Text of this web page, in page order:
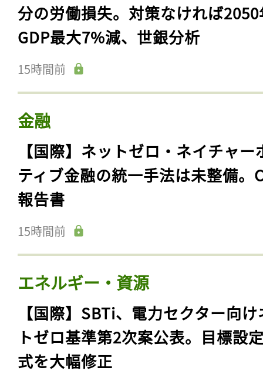
分の労働損失。対策なければ
GDP最大7%減、世銀分析
15時間前
金融
【国際】ネットゼロ・ネイチャー
ティブ金融の統一手法は未整備。
報告書
15時間前
エネルギー・資源
【国際】SBTi、電力セクター向
トゼロ基準第2次案公表。目標設
式を大幅修正